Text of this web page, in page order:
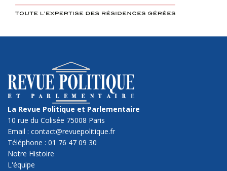
La Revue Politique et Parlementaire
10 rue du Colisée 75008 Paris
Email : contact@revuepolitique.fr
Téléphone : 01 76 47 09 30
Notre Histoire
L'équipe